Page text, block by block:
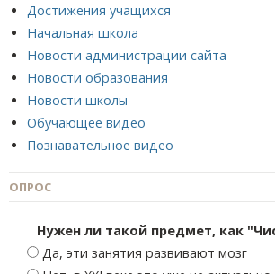
Достижения учащихся
Начальная школа
Новости администрации сайта
Новости образования
Новости школы
Обучающее видео
Познавательное видео
ОПРОС
Нужен ли такой предмет, как
Да, эти занятия развивают мозг